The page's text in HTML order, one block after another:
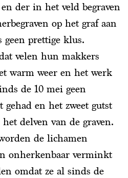
der in het veld begraven
op het graf aan
geen prettige klus.
velen hun makkers
warm weer en het werk
de 10 mei geen
en het zweet gutst
delven van de graven.
de lichamen
onherkenbaar verminkt
omdat ze al sinds de